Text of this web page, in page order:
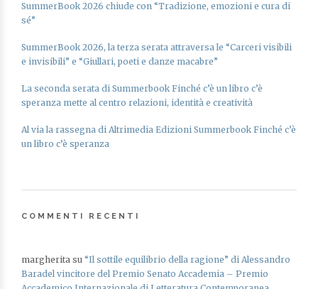
SummerBook 2026 chiude con “Tradizione, emozioni e cura di
sé”
SummerBook 2026, la terza serata attraversa le “Carceri visibili
e invisibili” e “Giullari, poeti e danze macabre”
La seconda serata di Summerbook Finché c’è un libro c’è
speranza mette al centro relazioni, identità e creatività
Al via la rassegna di Altrimedia Edizioni Summerbook Finché c’è
un libro c’è speranza
COMMENTI RECENTI
margherita su “Il sottile equilibrio della ragione” di Alessandro
Baradel vincitore del Premio Senato Accademia – Premio